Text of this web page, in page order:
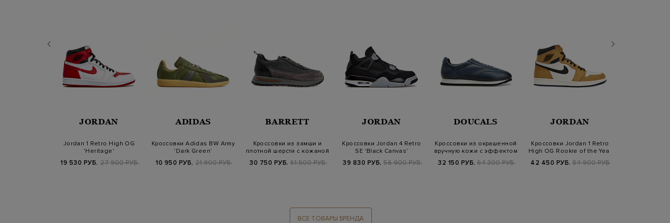
JORDAN
Jordan 1 Retro High OG
'Heritage'
19 530 РУБ. 27 900 РУБ.
ADIDAS
Кроссовки Adidas BW Army
'Dark Green'
10 950 РУБ. 21 900 РУБ.
BARRETT
Кроссовки из замши и
плотной шерсти с кожаной
отделкой
30 750 РУБ. 61 500 РУБ.
JORDAN
Кроссовки Jordan 4 Retro
SE 'Black Canvas'
39 830 РУБ. 56 900 РУБ.
DOUCALS
Кроссовки из окрашенной
вручную кожи с эффектом
патины
32 150 РУБ. 64 300 РУБ.
JORDAN
Кроссовки Jordan 1 Retro
High OG Rookie of the Year
42 450 РУБ. 84 900 РУБ.
ВСЕ ТОВАРЫ БРЕНДА